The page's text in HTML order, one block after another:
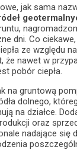
jak sama
dni. Co
ze względu
że nawet w
pobór ciepła.
na gruntową
dolnego,
na działce.
oraz
nadające się